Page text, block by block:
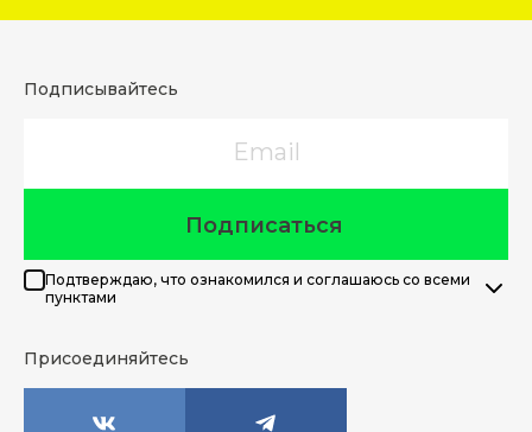
Подписывайтесь
Подписаться
Подтверждаю, что ознакомился и соглашаюсь со всеми
пунктами
Присоединяйтесь